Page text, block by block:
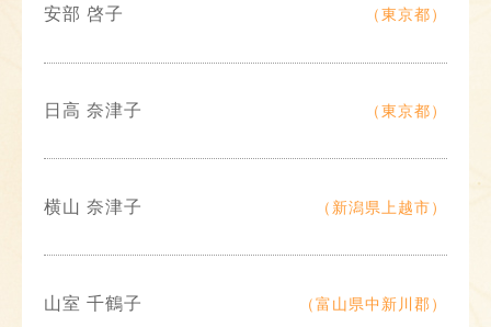
安部 啓子 （東京都）
日高 奈津子 （東京都）
横山 奈津子 （新潟県上越市）
山室 千鶴子 （富山県中新川郡）